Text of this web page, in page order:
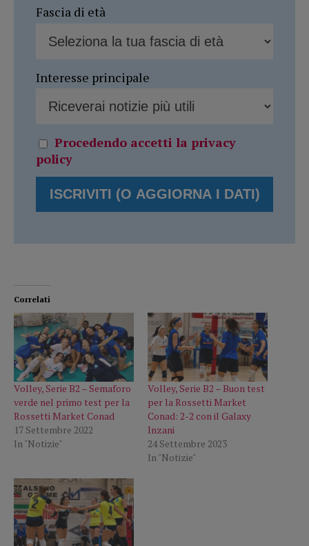
Fascia di età
Interesse principale
Procedendo accetti la privacy
policy
Correlati
Volley, Serie B2 – Semaforo
verde nel primo test per la
Rossetti Market Conad
17 Settembre 2022
In "Notizie"
Volley, Serie B2 – Buon test
per la Rossetti Market
Conad: 2-2 con il Galaxy
Inzani
24 Settembre 2023
In "Notizie"